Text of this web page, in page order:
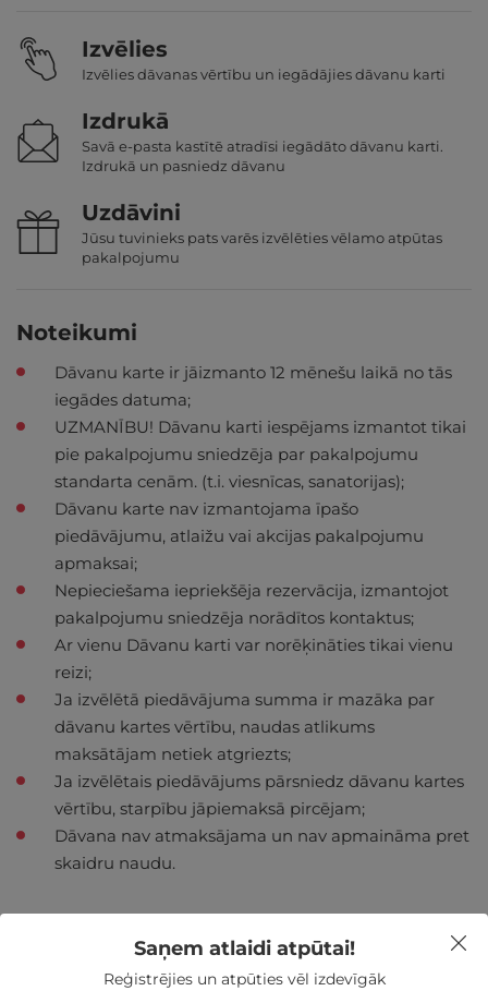
Izvēlies
Izvēlies dāvanas vērtību un iegādājies dāvanu karti
Izdrukā
Savā e-pasta kastītē atradīsi iegādāto dāvanu karti.
Izdrukā un pasniedz dāvanu
Uzdāvini
Jūsu tuvinieks pats varēs izvēlēties vēlamo atpūtas
pakalpojumu
Noteikumi
Dāvanu karte ir jāizmanto 12 mēnešu laikā no tās
iegādes datuma;
UZMANĪBU! Dāvanu karti iespējams izmantot tikai
pie pakalpojumu sniedzēja par pakalpojumu
standarta cenām. (t.i. viesnīcas, sanatorijas);
Dāvanu karte nav izmantojama īpašo
piedāvājumu, atlaižu vai akcijas pakalpojumu
apmaksai;
Nepieciešama iepriekšēja rezervācija, izmantojot
pakalpojumu sniedzēja norādītos kontaktus;
Ar vienu Dāvanu karti var norēķināties tikai vienu
reizi;
Ja izvēlētā piedāvājuma summa ir mazāka par
dāvanu kartes vērtību, naudas atlikums
maksātājam netiek atgriezts;
Ja izvēlētais piedāvājums pārsniedz dāvanu kartes
vērtību, starpību jāpiemaksā pircējam;
Dāvana nav atmaksājama un nav apmaināma pret
skaidru naudu.
Saņem atlaidi atpūtai!
Reģistrējies un atpūties vēl izdevīgāk